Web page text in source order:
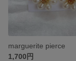
marguerite pierce
1,700円